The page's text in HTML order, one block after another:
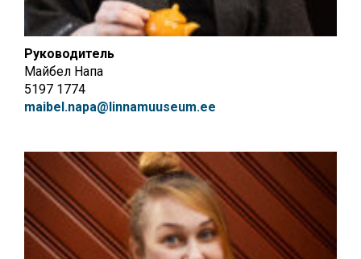
Руководитель
Майбел Напа
5197 1774
maibel.napa@linnamuuseum.ee